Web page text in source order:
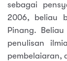
sebagai
2006, beliau
Pinang.
penulisan
pembelaiaran,